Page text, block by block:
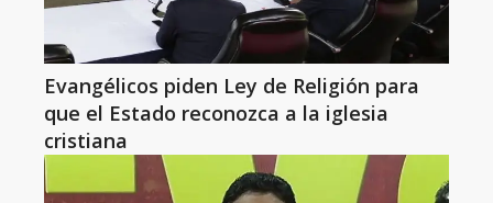
Evangélicos piden Ley de Religión para
que el Estado reconozca a la iglesia
cristiana